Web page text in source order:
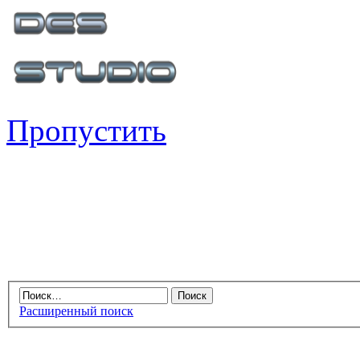
Пропустить
Расширенный поиск